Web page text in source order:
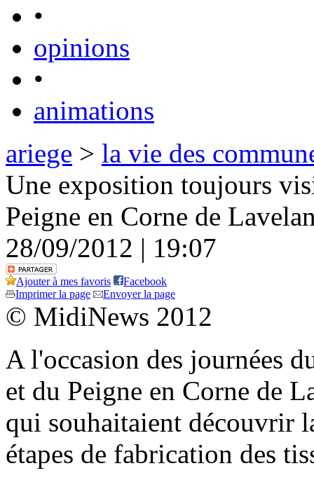
•
opinions
•
animations
ariege > la vie des
Une exposition toujours
Peigne en Corne de
28/09/2012 | 19:07
Ajouter à mes favoris
Facebook
Imprimer la page
Envoyer la page
© MidiNews 2012
A l'occasion des journées
et du Peigne en Corne de
qui souhaitaient découvrir
étapes de fabrication des